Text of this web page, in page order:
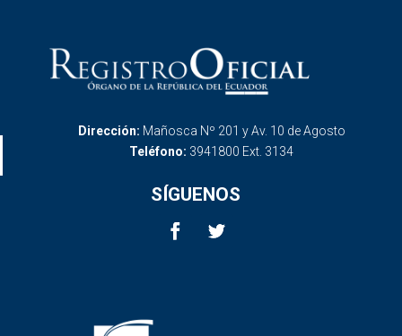
Dirección: Mañosca Nº 201 y Av. 10 de Agosto
Teléfono: 3941800 Ext. 3134
SÍGUENOS